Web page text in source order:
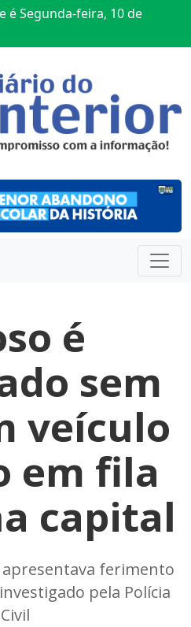
é Segunda-feira, 10 de
é
sem
veículo
em fila
capital
apresentava ferimento
pela Polícia
Civil